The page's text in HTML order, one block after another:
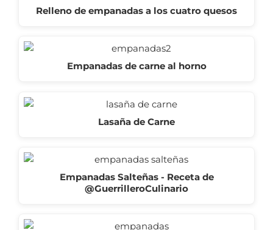
Relleno de empanadas a los cuatro quesos
Empanadas de carne al horno
Lasaña de Carne
Empanadas Salteñas - Receta de
@GuerrilleroCulinario